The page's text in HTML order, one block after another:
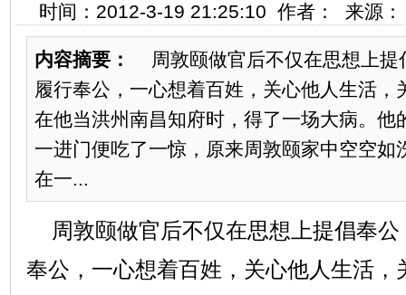
时间：2012-3-19 21:25:10 作者： 来源
内容摘要：
周敦颐做官后不仅在思想上提
履行奉公，一心想着百姓，关心他人生活，
在他当洪州南昌知府时，得了一场大病。他
一进门便吃了一惊，原来周敦颐家中空空如
在一...
周敦颐做官后不仅在思想上提倡奉公
奉公，一心想着百姓，关心他人生活，